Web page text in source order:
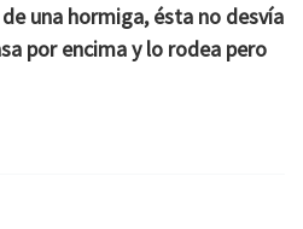
una hormiga, ésta no desvía
por encima y lo rodea pero